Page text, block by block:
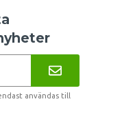
användas till